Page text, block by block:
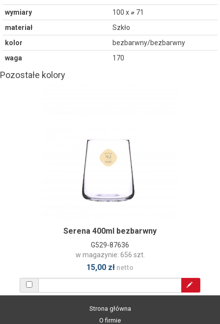
wymiary
100 x ⌀ 71
materiał
Szkło
kolor
bezbarwny/bezbarwny
waga
170
Pozostałe kolory
Serena 400ml bezbarwny
G529-87636
w magazynie: 656 szt.
15,00 zł netto
Strona główna
O firmie